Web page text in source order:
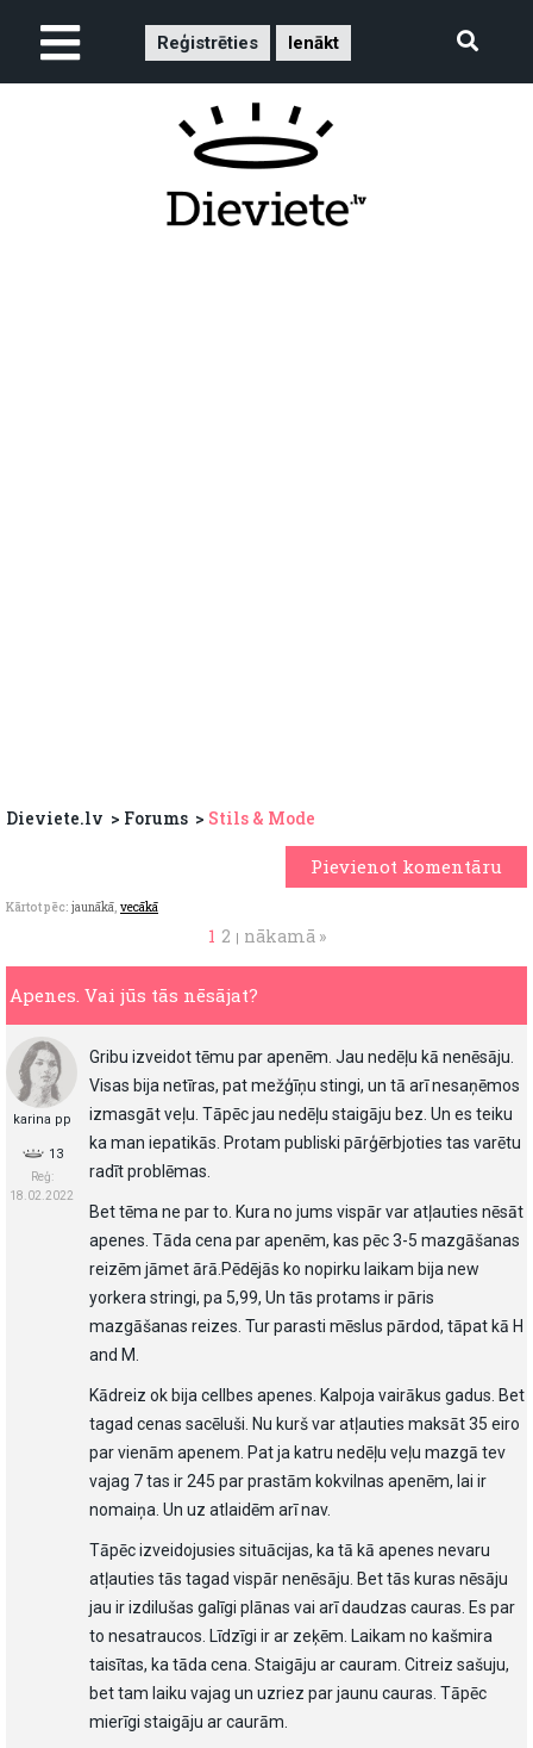
Reģistrēties Ienākt
Dieviete.lv Forums Stils & Mode
Pievienot komentāru
Kārtot pēc: jaunākā, vecākā
1 2 nākamā »
Apenes. Vai jūs tās nēsājat?
karina pp
13
Reģ:
18.02.2022
Gribu izveidot tēmu par apenēm. Jau nedēļu kā nenēsāju.
Visas bija netīras, pat mežģīņu stingi, un tā arī nesaņēmos
izmasgāt veļu. Tāpēc jau nedēļu staigāju bez. Un es teiku
ka man iepatikās. Protam publiski pārģērbjoties tas varētu
radīt problēmas.
Bet tēma ne par to. Kura no jums vispār var atļauties nēsāt
apenes. Tāda cena par apenēm, kas pēc 3-5 mazgāšanas
reizēm jāmet ārā.Pēdējās ko nopirku laikam bija new
yorkera stringi, pa 5,99, Un tās protams ir pāris
mazgāšanas reizes. Tur parasti mēslus pārdod, tāpat kā H
and M.
Kādreiz ok bija cellbes apenes. Kalpoja vairākus gadus. Bet
tagad cenas sacēluši. Nu kurš var atļauties maksāt 35 eiro
par vienām apenem. Pat ja katru nedēļu veļu mazgā tev
vajag 7 tas ir 245 par prastām kokvilnas apenēm, lai ir
nomaiņa. Un uz atlaidēm arī nav.
Tāpēc izveidojusies situācijas, ka tā kā apenes nevaru
atļauties tās tagad vispār nenēsāju. Bet tās kuras nēsāju
jau ir izdilušas galīgi plānas vai arī daudzas cauras. Es par
to nesatraucos. Līdzīgi ir ar zeķēm. Laikam no kašmira
taisītas, ka tāda cena. Staigāju ar cauram. Citreiz sašuju,
bet tam laiku vajag un uzriez par jaunu cauras. Tāpēc
mierīgi staigāju ar caurām.